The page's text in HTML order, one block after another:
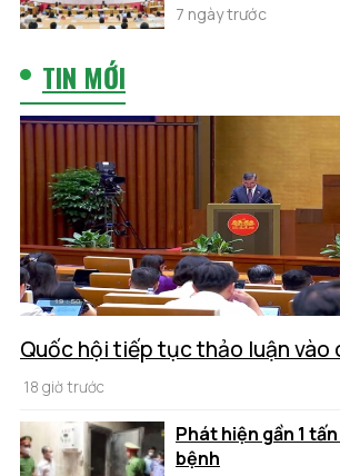
7 ngày trước
TIN MỚI
Quốc hội tiếp tục thảo luận vào
18 giờ trước
Phát hiện gần 1
bệnh